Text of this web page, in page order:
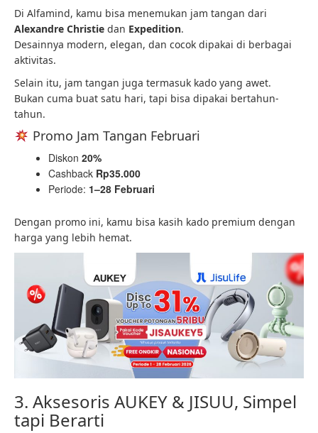
Di Alfamind, kamu bisa menemukan jam tangan dari
Alexandre Christie dan Expedition.
Desainnya modern, elegan, dan cocok dipakai di berbagai
aktivitas.
Selain itu, jam tangan juga termasuk kado yang awet.
Bukan cuma buat satu hari, tapi bisa dipakai bertahun-
tahun.
Promo Jam Tangan Februari
Diskon 20%
Cashback Rp35.000
Periode: 1–28 Februari
Dengan promo ini, kamu bisa kasih kado premium dengan
harga yang lebih hemat.
3. Aksesoris AUKEY & JISUU, Simpel
tapi Berarti